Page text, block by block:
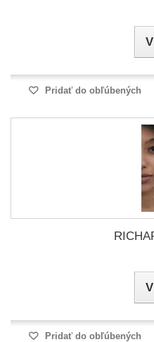
Pridať do obľúbených
Pridať do obľúbených